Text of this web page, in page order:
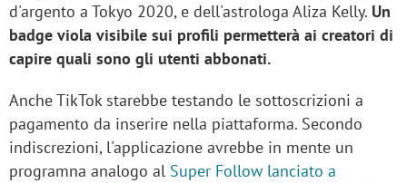
d'argento a Tokyo 2020, e dell'astrologa Aliza Kelly. Un
badge viola visibile sui profili permetterà ai creatori di
capire quali sono gli utenti abbonati.
Anche TikTok starebbe testando le sottoscrizioni a
pagamento da inserire nella piattaforma. Secondo
indiscrezioni, l'applicazione avrebbe in mente un
programna analogo al Super Follow lanciato a